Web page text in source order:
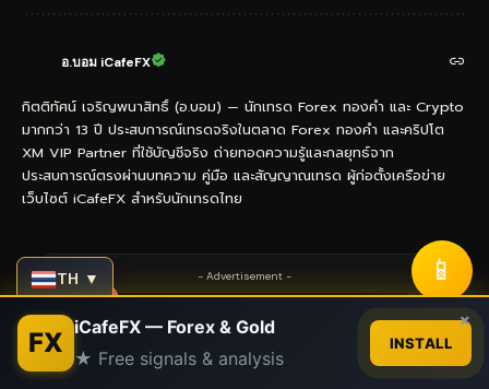
อ.บอม iCafeFX
กิตติทัศน์ เจริญพนาสิทธิ์ (อ.บอม) — นักเทรด Forex ทองคำ และ Crypto
มากกว่า 13 ปี ประสบการณ์เทรดจริงในตลาด Forex ทองคำ และคริปโต
XM VIP Partner ที่ใช้บัญชีจริง ถ่ายทอดความรู้และกลยุทธ์จาก
ประสบการณ์ตรงผ่านบทความ คู่มือ และสัญญาณเทรด ผู้ก่อตั้งเครือข่าย
เว็บไซต์ iCafeFX สำหรับนักเทรดไทย
- Advertisement -
TH ▼ 📱
FX iCafeFX — Forex & Gold
★ Free signals & analysis
INSTALL
×
Contact us
Open